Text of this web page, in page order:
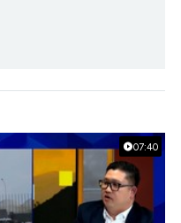
07:40